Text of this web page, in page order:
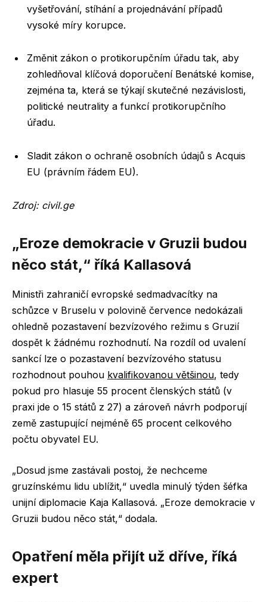
vyšetřování, stíhání a projednávání případů
vysoké míry korupce.
Změnit zákon o protikorupčním úřadu tak, aby
zohledňoval klíčová doporučení Benátské komise,
zejména ta, která se týkají skutečné nezávislosti,
politické neutrality a funkcí protikorupčního
úřadu.
Sladit zákon o ochraně osobních údajů s Acquis
EU (právním řádem EU).
Zdroj: civil.ge
„Eroze demokracie v Gruzii budou
něco stát,“ říká Kallasová
Ministři zahraničí evropské sedmadvacítky na
schůzce v Bruselu v polovině července nedokázali
ohledně pozastavení bezvízového režimu s Gruzií
dospět k žádnému rozhodnutí. Na rozdíl od uvalení
sankcí lze o pozastavení bezvízového statusu
rozhodnout pouhou kvalifikovanou většinou, tedy
pokud pro hlasuje 55 procent členských států (v
praxi jde o 15 států z 27) a zároveň návrh podporují
země zastupující nejméně 65 procent celkového
počtu obyvatel EU.
„Dosud jsme zastávali postoj, že nechceme
gruzínskému lidu ublížit,“ uvedla minulý týden šéfka
unijní diplomacie Kaja Kallasová. „Eroze demokracie v
Gruzii budou něco stát,“ dodala.
Opatření měla přijít už dříve, říká
expert